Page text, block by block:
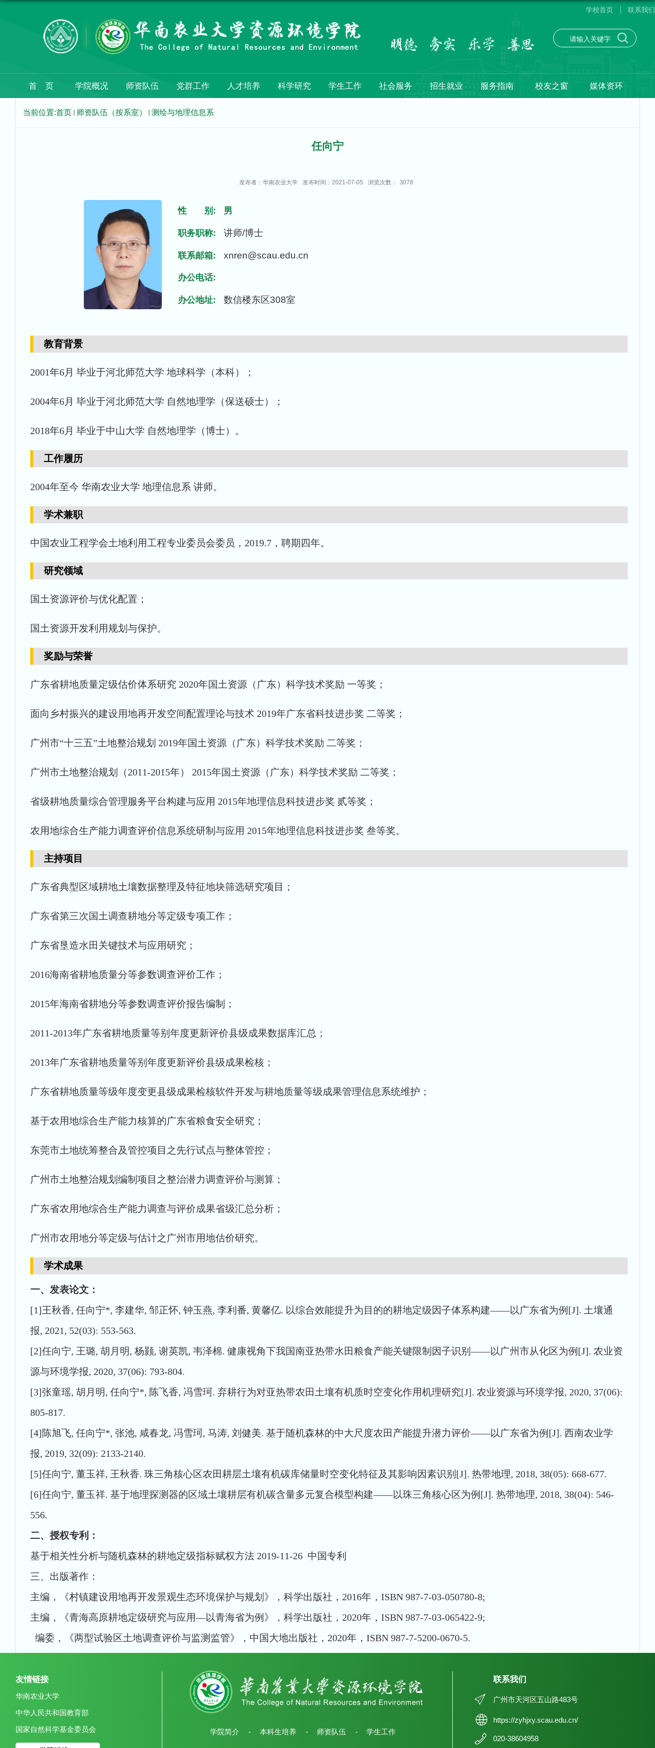
学校首页 联系我们
首 页 学院概况 师资队伍 党群工作 人才培养 科学研究 学生工作 社会服务 招生就业 服务指南 校友之窗 媒体资环
当前位置:首页 师资队伍（按系室） 测绘与地理信息系
任向宁
发布者：华南农业大学 发布时间：2021-07-05 浏览次数： 3078
性 别: 男
职务职称: 讲师/博士
联系邮箱: xnren@scau.edu.cn
办公电话:
办公地址: 数信楼东区308室
教育背景
2001年6月 毕业于河北师范大学 地球科学（本科）；
2004年6月 毕业于河北师范大学 自然地理学（保送硕士）；
2018年6月 毕业于中山大学 自然地理学（博士）。
工作履历
2004年至今 华南农业大学 地理信息系 讲师。
学术兼职
中国农业工程学会土地利用工程专业委员会委员，2019.7，聘期四年。
研究领域
国土资源评价与优化配置；
国土资源开发利用规划与保护。
奖励与荣誉
广东省耕地质量定级估价体系研究 2020年国土资源（广东）科学技术奖励 一等奖；
面向乡村振兴的建设用地再开发空间配置理论与技术 2019年广东省科技进步奖 二等奖；
广州市“十三五”土地整治规划 2019年国土资源（广东）科学技术奖励 二等奖；
广州市土地整治规划（2011-2015年） 2015年国土资源（广东）科学技术奖励 二等奖；
省级耕地质量综合管理服务平台构建与应用 2015年地理信息科技进步奖 贰等奖；
农用地综合生产能力调查评价信息系统研制与应用 2015年地理信息科技进步奖 叁等奖。
主持项目
广东省典型区域耕地土壤数据整理及特征地块筛选研究项目；
广东省第三次国土调查耕地分等定级专项工作；
广东省垦造水田关键技术与应用研究；
2016海南省耕地质量分等参数调查评价工作；
2015年海南省耕地分等参数调查评价报告编制；
2011-2013年广东省耕地质量等别年度更新评价县级成果数据库汇总；
2013年广东省耕地质量等别年度更新评价县级成果检核；
广东省耕地质量等级年度变更县级成果检核软件开发与耕地质量等级成果管理信息系统维护；
基于农用地综合生产能力核算的广东省粮食安全研究；
东莞市土地统筹整合及管控项目之先行试点与整体管控；
广州市土地整治规划编制项目之整治潜力调查评价与测算；
广东省农用地综合生产能力调查与评价成果省级汇总分析；
广州市农用地分等定级与估计之广州市用地估价研究。
学术成果
一、发表论文：
[1]王秋香, 任向宁*, 李建华, 邹正怀, 钟玉燕, 李利番, 黄馨亿. 以综合效能提升为目的的耕地定级因子体系构建——以广东省为例[J]. 土壤通
报, 2021, 52(03): 553-563.
[2]任向宁, 王璐, 胡月明, 杨颢, 谢英凯, 韦泽棉. 健康视角下我国南亚热带水田粮食产能关键限制因子识别——以广州市从化区为例[J]. 农业资
源与环境学报, 2020, 37(06): 793-804.
[3]张童瑶, 胡月明, 任向宁*, 陈飞香, 冯雪珂. 弃耕行为对亚热带农田土壤有机质时空变化作用机理研究[J]. 农业资源与环境学报, 2020, 37(06):
805-817.
[4]陈旭飞, 任向宁*, 张池, 咸春龙, 冯雪珂, 马涛, 刘健美. 基于随机森林的中大尺度农田产能提升潜力评价——以广东省为例[J]. 西南农业学
报, 2019, 32(09): 2133-2140.
[5]任向宁, 董玉祥, 王秋香. 珠三角核心区农田耕层土壤有机碳库储量时空变化特征及其影响因素识别[J]. 热带地理, 2018, 38(05): 668-677.
[6]任向宁, 董玉祥. 基于地理探测器的区域土壤耕层有机碳含量多元复合模型构建——以珠三角核心区为例[J]. 热带地理, 2018, 38(04): 546-
556.
二、授权专利：
基于相关性分析与随机森林的耕地定级指标赋权方法 2019-11-26 中国专利
三、出版著作：
主编，《村镇建设用地再开发景观生态环境保护与规划》，科学出版社，2016年，ISBN 987-7-03-050780-8;
主编，《青海高原耕地定级研究与应用—以青海省为例》，科学出版社，2020年，ISBN 987-7-03-065422-9;
编委，《两型试验区土地调查评价与监测监管》，中国大地出版社，2020年，ISBN 987-7-5200-0670-5.
友情链接
华南农业大学
中华人民共和国教育部
国家自然科学基金委员会
学院简介 - 本科生培养 - 师资队伍 - 学生工作
联系我们
广州市天河区五山路483号
https://zyhjxy.scau.edu.cn/
020-38604958